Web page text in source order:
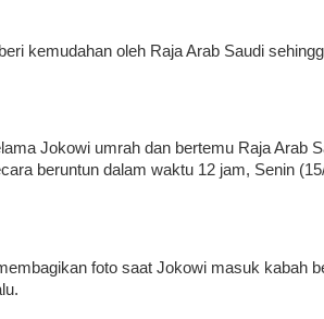
kemudahan oleh Raja Arab Saudi
Jokowi umrah dan bertemu Raja Arab
beruntun dalam waktu 12 jam, Senin
foto saat Jokowi masuk kabah